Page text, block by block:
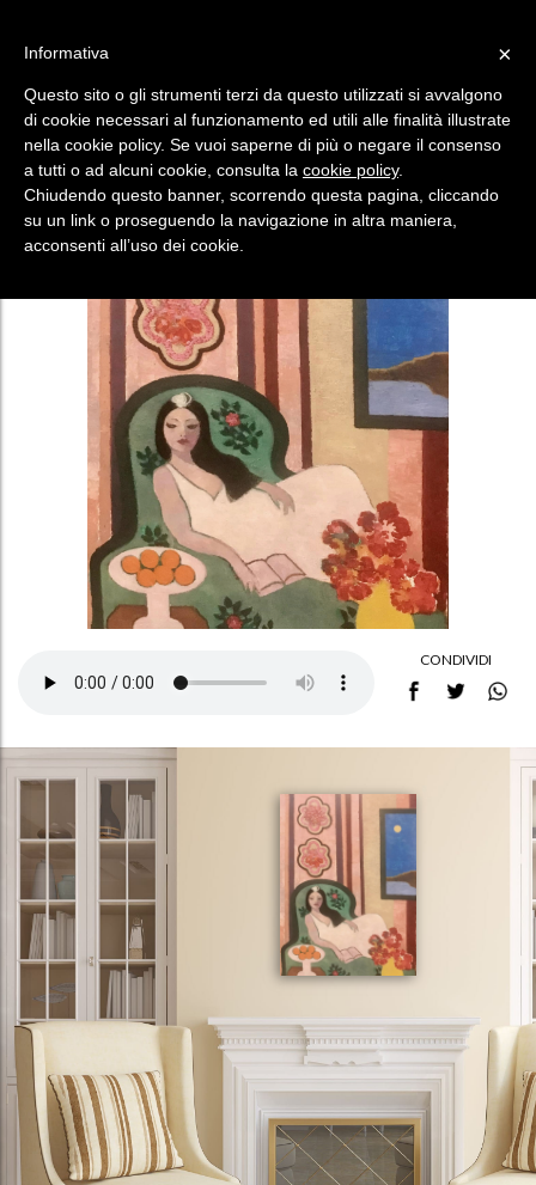
Menù
HAI UN CODICE? SEI UN ARTISTA?
CONDIVIDI
×
Informativa
Questo sito o gli strumenti terzi da questo utilizzati si avvalgono
di cookie necessari al funzionamento ed utili alle finalità illustrate
nella cookie policy. Se vuoi saperne di più o negare il consenso
a tutti o ad alcuni cookie, consulta la cookie policy.
Chiudendo questo banner, scorrendo questa pagina, cliccando
su un link o proseguendo la navigazione in altra maniera,
acconsenti all’uso dei cookie.